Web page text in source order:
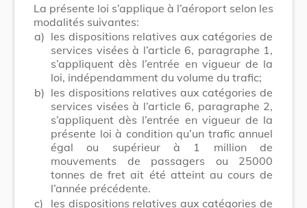
La présente loi s’applique à l’aéroport selon les
modalités suivantes:
a) les dispositions relatives aux catégories de
services visées à l’article 6, paragraphe 1,
s’appliquent dès l’entrée en vigueur de la
loi, indépendamment du volume du trafic;
b) les dispositions relatives aux catégories de
services visées à l’article 6, paragraphe 2,
s’appliquent dès l’entrée en vigueur de la
présente loi à condition qu’un trafic annuel
égal ou supérieur à 1 million de
mouvements de passagers ou 25000
tonnes de fret ait été atteint au cours de
l’année précédente.
c)
les dispositions relatives aux catégories de